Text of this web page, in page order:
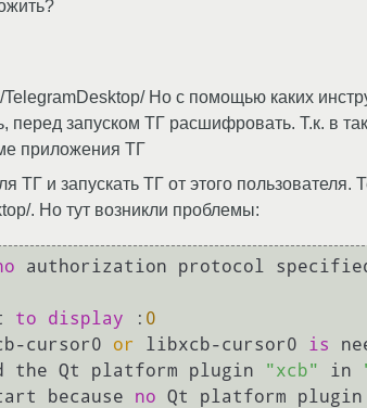
Но с помощью каких
перед запуском ТГ расшифровать. Т.к. в
приложения ТГ
ТГ и запускать ТГ от этого
. Но тут возникли проблемы:
authorization protocol
to display : 0
cursor0 or libxcb-cursor0 is
the Qt platform plugin
"xcb" in
because no Qt platform plugin